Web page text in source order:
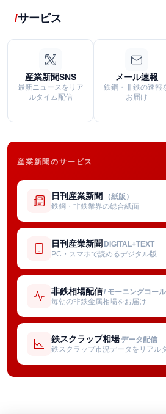
サービス
産業新聞SNS
最新ニュースをリア
ルタイム配信
メール速報
鉄鋼・非鉄の速報
お届け
産業新聞のサービス
日刊産業新聞 （紙版）
鉄鋼・非鉄業界の総合紙面
日刊産業新聞 DIGITAL+TEXT
PC・スマホで読めるデジタル版
非鉄相場配信/ モーニングコール
毎朝の非鉄金属相場をお届け
鉄スクラップ相場 データ配信
鉄スクラップ市況データをリアル